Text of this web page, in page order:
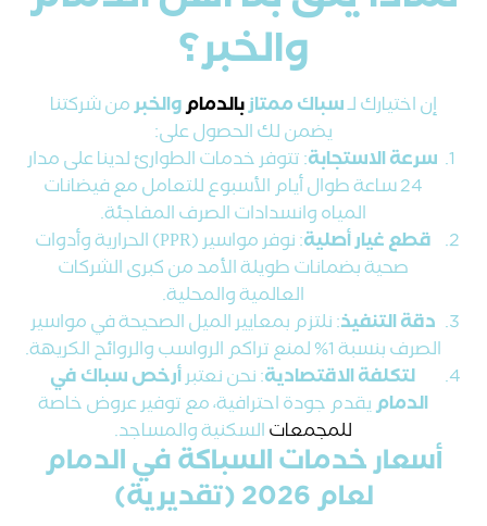
والخبر؟
إن اختيارك لـسباك ممتازبالدماموالخبرمن شركتنا
يضمن لك الحصول على:
سرعة الاستجابة: تتوفر خدمات الطوارئ لدينا على مدار
24 ساعة طوال أيام الأسبوع للتعامل مع فيضانات
المياه وانسدادات الصرف المفاجئة.
قطع غيار أصلية
: نوفر مواسير (PPR) الحرارية وأدوات
صحية بضمانات طويلة الأمد من كبرى الشركات
العالمية والمحلية.
دقة التنفيذ: نلتزم بمعايير الميل الصحيحة في مواسير
الصرف بنسبة 1% لمنع تراكم الرواسب والروائح الكريهة.
لتكلفة الاقتصادية: نحن نعتبرأرخص سباك في
الدماميقدم جودة احترافية، مع توفير عروض خاصة
للمجمعاتالسكنية والمساجد.
أسعار خدمات السباكة في الدمام
لعام 2026 (تقديرية)